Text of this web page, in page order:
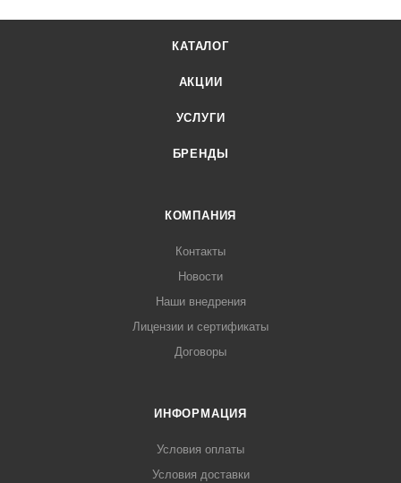
КАТАЛОГ
АКЦИИ
УСЛУГИ
БРЕНДЫ
КОМПАНИЯ
Контакты
Новости
Наши внедрения
Лицензии и сертификаты
Договоры
ИНФОРМАЦИЯ
Условия оплаты
Условия доставки